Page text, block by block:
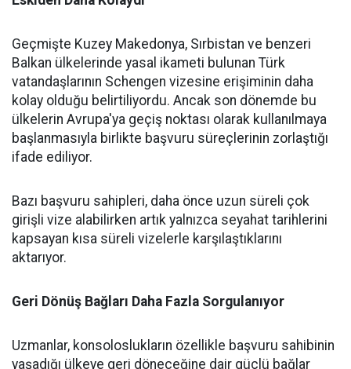
Geçmişte Kuzey Makedonya, Sırbistan ve benzeri
Balkan ülkelerinde yasal ikameti bulunan Türk
vatandaşlarının Schengen vizesine erişiminin daha
kolay olduğu belirtiliyordu. Ancak son dönemde bu
ülkelerin Avrupa'ya geçiş noktası olarak kullanılmaya
başlanmasıyla birlikte başvuru süreçlerinin zorlaştığı
ifade ediliyor.
Bazı başvuru sahipleri, daha önce uzun süreli çok
girişli vize alabilirken artık yalnızca seyahat tarihlerini
kapsayan kısa süreli vizelerle karşılaştıklarını
aktarıyor.
Geri Dönüş Bağları Daha Fazla Sorgulanıyor
Uzmanlar, konsoloslukların özellikle başvuru sahibinin
yaşadığı ülkeye geri döneceğine dair güçlü bağlar